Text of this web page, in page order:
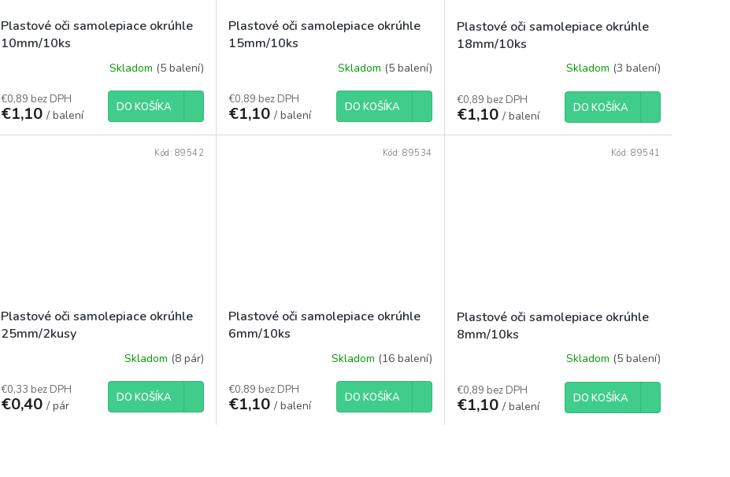
o
v
k
t
Plastové oči samolepiace okrúhle
10mm/10ks
Skladom (5 balení)
€0,89 bez DPH
€1,10 / balení
DO KOŠÍKA
Plastové oči samolepiace okrúhle
15mm/10ks
Skladom (5 balení)
€0,89 bez DPH
€1,10/ balení
DO KOŠÍKA
Plastové oči samolepiace okrúhle
18mm/10ks
Skladom (3 balení)
€0,89 bez DPH
€1,10 / balení
DO KOŠÍKA
Plastové oči samolepiace okrúhle
25mm/2kusy
Skladom (8 pár)
€0,33 bez DPH
€0,40 / pár
DO KOŠÍKA
Kód: 89542
Plastové oči samolepiace okrúhle
6mm/10ks
Skladom (16 balení)
€0,89 bez DPH
€1,10/ balení
DO KOŠÍKA
Kód:89534
Plastové oči samolepiace okrúhle
8mm/10ks
Skladom (5 balení)
€0,89 bez DPH
€1,10 / balení
DO KOŠÍKA
Kód:89541